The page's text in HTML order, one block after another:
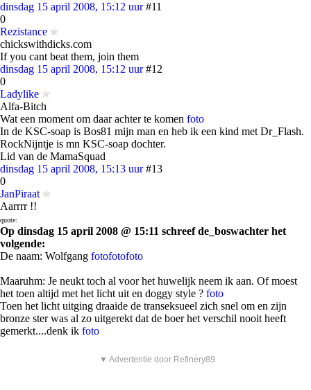
dinsdag 15 april 2008, 15:12 uur #11
0
Rezistance
chickswithdicks.com
If you cant beat them, join them
dinsdag 15 april 2008, 15:12 uur #12
0
Ladylike
Alfa-Bitch
Wat een moment om daar achter te komen foto
In de KSC-soap is Bos81 mijn man en heb ik een kind met Dr_Flash.
RockNijntje is mn KSC-soap dochter.
Lid van de MamaSquad
dinsdag 15 april 2008, 15:13 uur #13
0
JanPiraat
Aarrrr !!
quote:
Op dinsdag 15 april 2008 @ 15:11 schreef de_boswachter het
volgende:
De naam: Wolfgang fotofotofoto
Maaruhm: Je neukt toch al voor het huwelijk neem ik aan. Of moest
het toen altijd met het licht uit en doggy style ? foto
Toen het licht uitging draaide de transeksueel zich snel om en zijn
bronze ster was al zo uitgerekt dat de boer het verschil nooit heeft
gemerkt....denk ik foto
▼ Advertentie door Refinery89